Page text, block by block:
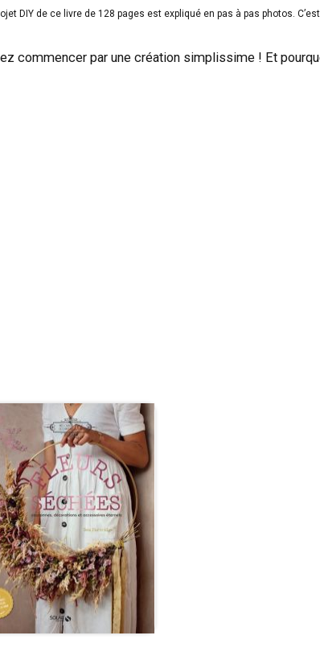
DIY de ce livre de 128 pages est expliqué en pas à pas photos.
commencer par une création simplissime ! Et